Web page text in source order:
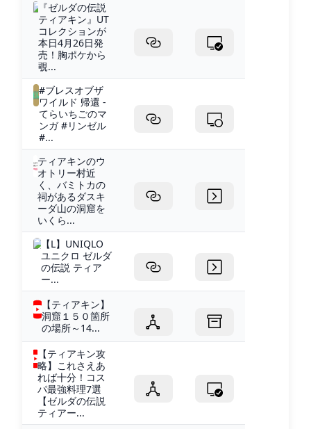
『ゼルダの伝説
ティアキン』UT
コレクションが
本日4月26日発
売！胸ポケから
覗...
#ブレスオブザ
ワイルド 帰還 -
てらいちごのマ
ンガ #リンゼル
#...
ティアキンのウ
オトリー村近
く、バミトカの
祠があるダスキ
ーダ山の洞窟を
いくら...
【L】UNIQLO
ユニクロ ゼルダ
の伝説 ティア
ー...
【ティアキン】
洞窟１５０箇所
の場所～14...
【ティアキン攻
略】これさえあ
れば十分！コス
パ最強料理7選
【ゼルダの伝説
ティアー...